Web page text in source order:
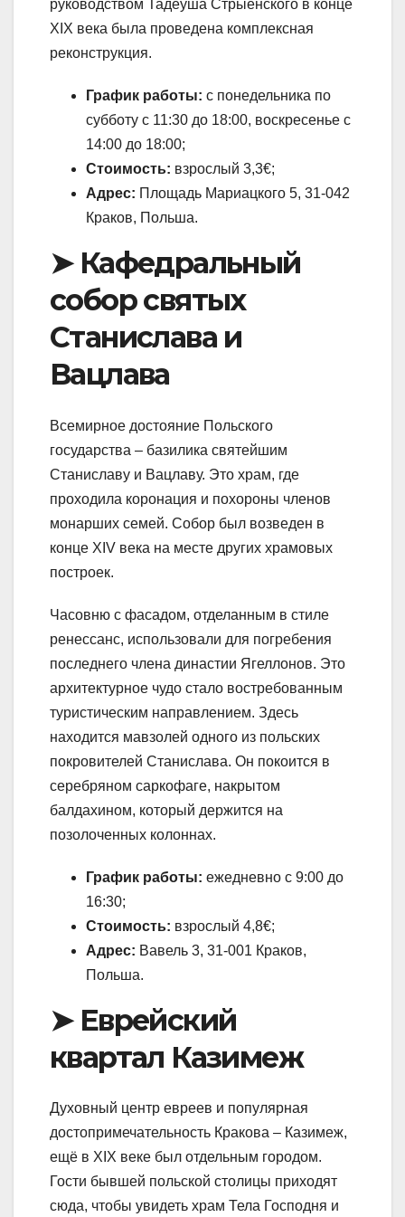
руководством Тадеуша Стрыенского в конце
XIX века была проведена комплексная
реконструкция.
График работы: с понедельника по
субботу с 11:30 до 18:00, воскресенье с
14:00 до 18:00;
Стоимость: взрослый 3,3€;
Адрес: Площадь Мариацкого 5, 31-042
Краков, Польша.
➤ Кафедральный
собор святых
Станислава и
Вацлава
Всемирное достояние Польского
государства – базилика святейшим
Станиславу и Вацлаву. Это храм, где
проходила коронация и похороны членов
монарших семей. Собор был возведен в
конце XIV века на месте других храмовых
построек.
Часовню с фасадом, отделанным в стиле
ренессанс, использовали для погребения
последнего члена династии Ягеллонов. Это
архитектурное чудо стало востребованным
туристическим направлением. Здесь
находится мавзолей одного из польских
покровителей Станислава. Он покоится в
серебряном саркофаге, накрытом
балдахином, который держится на
позолоченных колоннах.
График работы: ежедневно с 9:00 до
16:30;
Стоимость: взрослый 4,8€;
Адрес: Вавель 3, 31-001 Краков,
Польша.
➤ Еврейский
квартал Казимеж
Духовный центр евреев и популярная
достопримечательность Кракова – Казимеж,
ещё в XIX веке был отдельным городом.
Гости бывшей польской столицы приходят
сюда, чтобы увидеть храм Тела Господня и